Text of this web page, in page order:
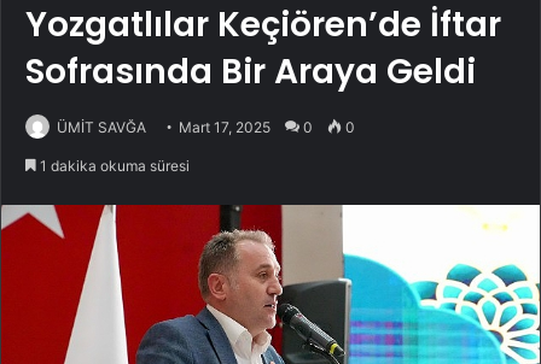
Yozgatlılar Keçiören’de İftar
Sofrasında Bir Araya Geldi
ÜMİT SAVĞA Mart 17, 2025 0 0
1 dakika okuma süresi